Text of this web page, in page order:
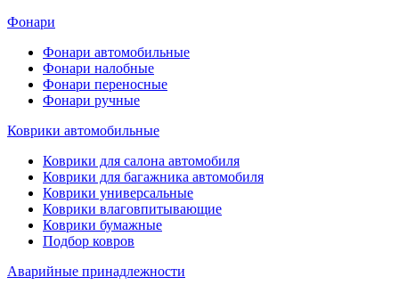
Фонари
Фонари автомобильные
Фонари налобные
Фонари переносные
Фонари ручные
Коврики автомобильные
Коврики для салона автомобиля
Коврики для багажника автомобиля
Коврики универсальные
Коврики влаговпитывающие
Коврики бумажные
Подбор ковров
Аварийные принадлежности